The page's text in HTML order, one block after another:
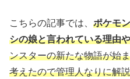
こちらの記事では、 ポケモ
シの娘と言われている理由
ンスターの新たな物語が始
考えたので管理人なりに解